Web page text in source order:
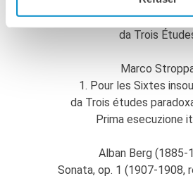
2. Pour les tierces
da Trois
Marco
1. Pour les Sixtes
da Trois études
Prima esecuzione
Alban Berg (1885-
Sonata, op. 1 (1907-1908,